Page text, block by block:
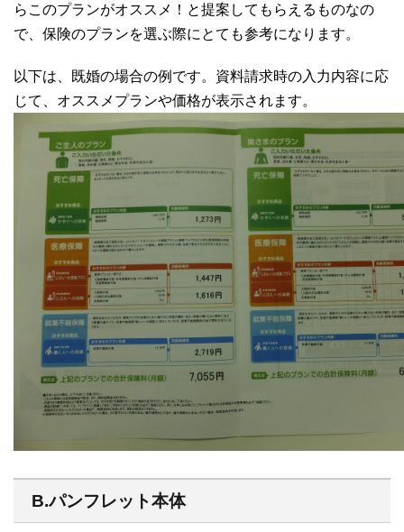
らこのプランがオススメ！と提案してもらえるものなの
で、保険のプランを選ぶ際にとても参考になります。
以下は、既婚の場合の例です。資料請求時の入力内容に応
じて、オススメプランや価格が表示されます。
B.パンフレット本体